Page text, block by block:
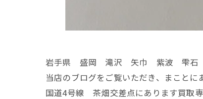
岩手県 盛岡 滝沢 矢巾 紫波 雫石
当店のブログをご覧いただき、まことに
国道4号線 茶畑交差点にあります買取